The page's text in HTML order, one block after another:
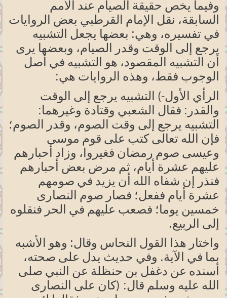
وفيما يخص حقيقة الصيام عند الأمم
السابقة، نقل الإمام القرطبي بعض الروايات
في تفسيره، وهي: بعضها يجعل التشبيه
يرجع إلى الوقت وقدر الصيام، وبعضها يرى
أن التشبيه المقصود، هو التشبيه في أصل
الوجوب فقط، وهذه الروايات هي:
الرأي الأول-) التشبيه يرجع إلى الوقت
والقدر: فقال الشعبي وقتادة وغيرهما:
التشبيه يرجع إلى وقت الصوم، وقدر
الصوم؛
فإن الله تعالى كتب على قوم موسى
وعيسى صوم رمضان فغيروا، وزاد أحبارهم
عليهم عشرة
أيام، ثم مرض بعض أحبارهم
فنذر إن شفاه الله أن يزيد في صومهم
عشرة أيام ففعل؛ فصار صوم النصارى
خمسين يوما؛ فصعب عليهم في الحر فنقلوه
إلى الربيع.
واختار هذا القول النحاس وقال: وهو الأشبه
بما في
الآية. وفي حديث يدل على صحته،
أسنده عن دغفل بن حنظلة عن النبي صلى
الله عليه وسلم قال: (كان على النصارى